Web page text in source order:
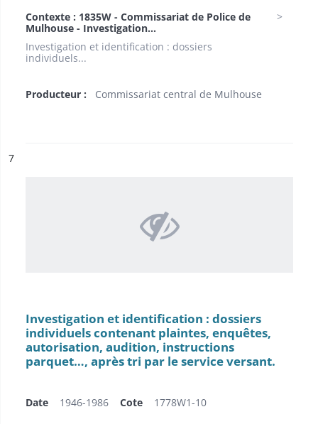
Contexte : 1835W - Commissariat de Police de
Mulhouse - Investigation...
Investigation et identification : dossiers
individuels...
Producteur : Commissariat central de Mulhouse
n°
7
Investigation et identification : dossiers
individuels contenant plaintes, enquêtes,
autorisation, audition, instructions
parquet…, après tri par le service versant.
Date 1946-1986 Cote 1778W1-10